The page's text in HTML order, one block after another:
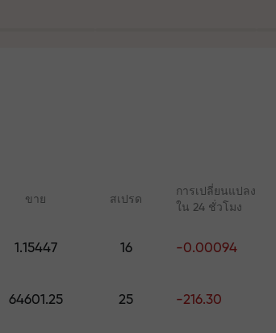
างหลวง
นตัวของคุ
$1,500
ขาย สเปรด
การเปลี่ยนแปลง
ใน 24 ชั่วโมง
1.15447 16 -0.00094
64601.25 25 -216.30
าร์สำหรับทุก
Forex, คริปโต และฟิว